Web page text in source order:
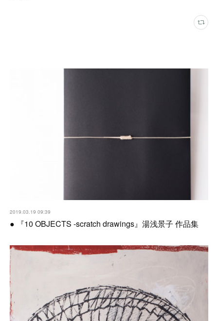
2019.03.19 09:39
● 『10 OBJECTS -scratch drawings』湯浅景子 作品集